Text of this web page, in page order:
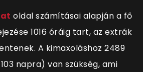
oldal számításai alapján a fő
1016 óráig tart, az extrák
A kimaxoláshoz 2489
napra) van szükség, ami